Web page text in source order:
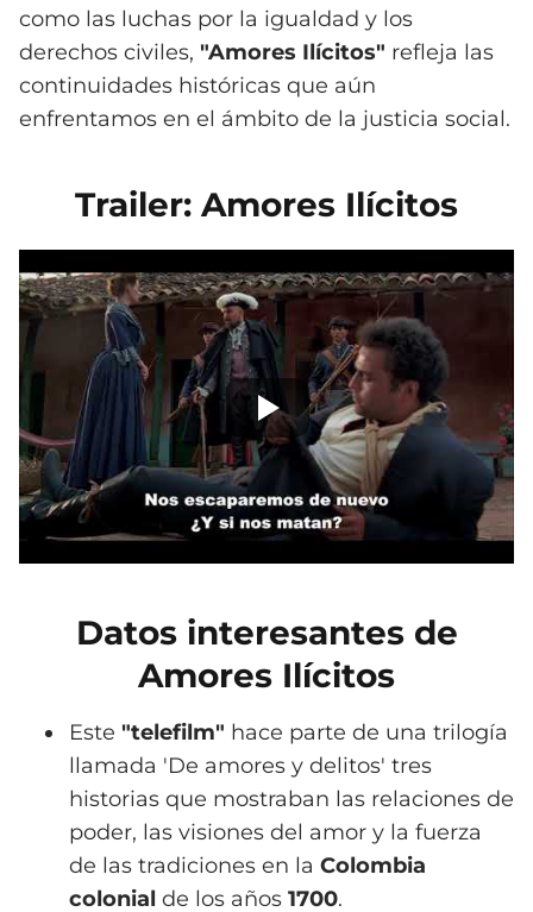
como las luchas por la igualdad y los
derechos civiles, "Amores Ilícitos" refleja las
continuidades históricas que aún
enfrentamos en el ámbito de la justicia social.
Trailer: Amores Ilícitos
Datos interesantes de
Amores Ilícitos
Este "telefilm" hace parte de una trilogía
llamada 'De amores y delitos' tres
historias que mostraban las relaciones de
poder, las visiones del amor y la fuerza
de las tradiciones en la Colombia
colonial de los años 1700.